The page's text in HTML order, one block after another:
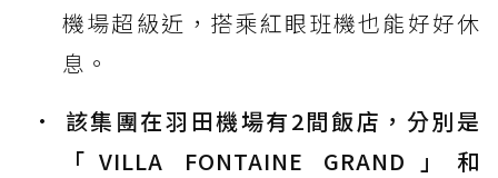
機場超級近，搭乘紅眼班機也能好好休
息。
該集團在羽田機場有2間飯店，分別是
「VILLA FONTAINE GRAND」和